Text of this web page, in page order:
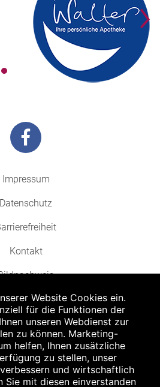
Impressum
Datenschutz
Kontakt
solange der Vorrat reicht. Für Druck-
lesen Sie die Packungsbeilage und fragen
Website Cookies ein.
für die Funktionen der
unseren Webdienst zur
zu können. Marketing-
helfen, Ihnen zusätzliche
zu stellen, unser
und wirtschaftlich
Sie mit diesen einverstanden